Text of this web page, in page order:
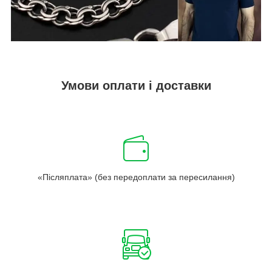
Умови оплати і доставки
«Післяплата» (без передоплати за пересилання)